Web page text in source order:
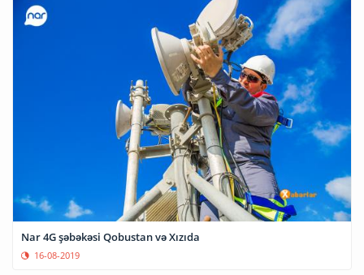
Nar 4G şəbəkəsi Qobustan və Xızıda
16-08-2019